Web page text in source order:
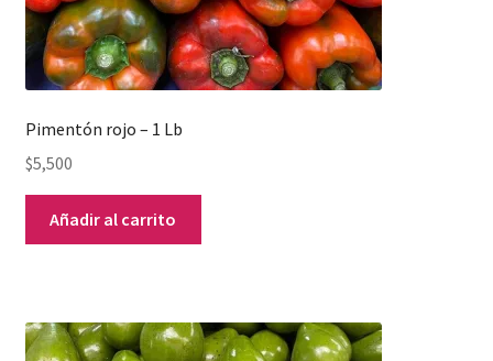
Pimentón rojo – 1 Lb
$5,500
Añadir al carrito